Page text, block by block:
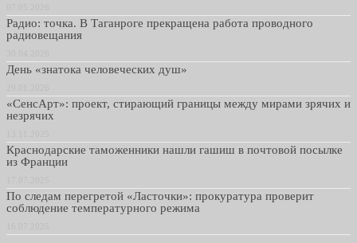
Радио: точка. В Таганроге прекращена работа проводного
радиовещания
День «знатока человеческих душ»
«СенсАрт»: проект, стирающий границы между мирами зрячих и
незрячих
Краснодарские таможенники нашли гашиш в почтовой посылке
из Франции
По следам перегретой «Ласточки»: прокуратура проверит
соблюдение температурного режима